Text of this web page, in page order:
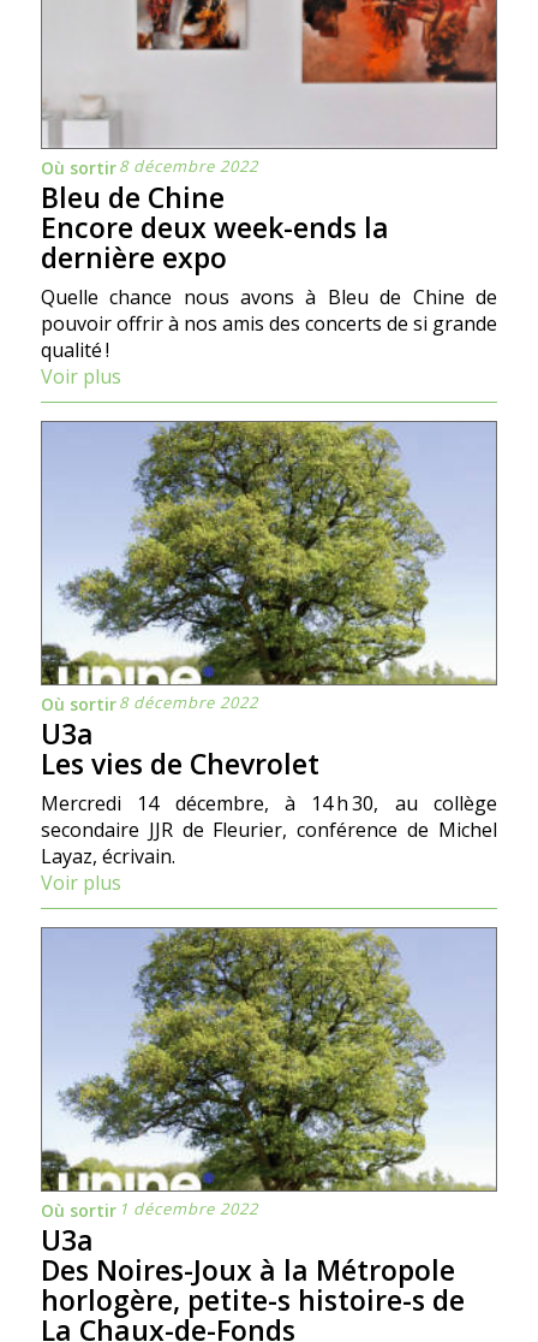
Où sortir8 décembre 2022
Bleu de Chine
Encore deux week-ends la
dernière expo
Quelle chance nous avons à Bleu de Chine de
pouvoir offrir à nos amis des concerts de si grande
qualité !
Voir plus
Où sortir8 décembre 2022
U3a
Les vies de Chevrolet
Mercredi 14 décembre, à 14 h 30, au collège
secondaire JJR de Fleurier, conférence de Michel
Layaz, écrivain.
Voir plus
Où sortir 1 décembre 2022
U3a
Des Noires-Joux à la Métropole
horlogère, petite-s histoire-s de
La Chaux-de-Fonds